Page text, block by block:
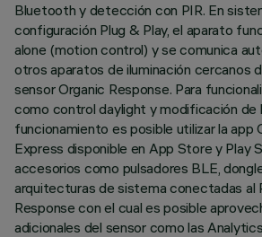
Bluetooth y detección con PIR. En
configuración Plug & Play, el aparato
alone (motion control) y se comunica
otros aparatos de iluminación cercanos
sensor Organic Response. Para
como control daylight y modificación de
funcionamiento es posible utilizar la app
Express disponible en App Store y Play
accesorios como pulsadores BLE,
arquitecturas de sistema conectadas al
Response con el cual es posible
adicionales del sensor como las